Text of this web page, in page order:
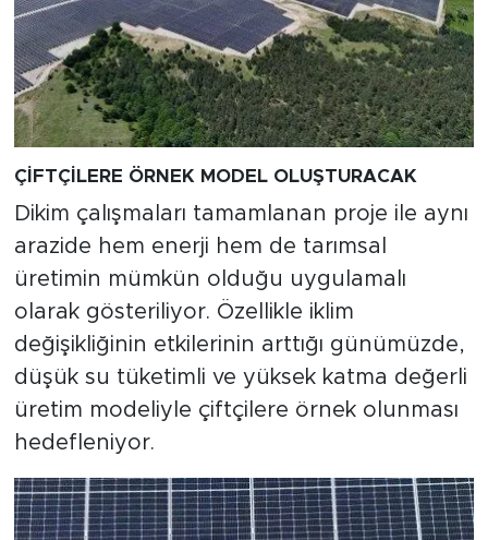
ÇİFTÇİLERE ÖRNEK MODEL OLUŞTURACAK
Dikim çalışmaları tamamlanan proje ile aynı
arazide hem enerji hem de tarımsal
üretimin mümkün olduğu uygulamalı
olarak gösteriliyor. Özellikle iklim
değişikliğinin etkilerinin arttığı günümüzde,
düşük su tüketimli ve yüksek katma değerli
üretim modeliyle çiftçilere örnek olunması
hedefleniyor.